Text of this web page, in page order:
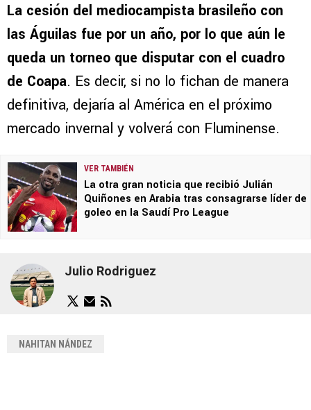
La cesión del mediocampista brasileño con
las Águilas fue por un año, por lo que aún le
queda un torneo que disputar con el cuadro
de Coapa. Es decir, si no lo fichan de manera
definitiva, dejaría al América en el próximo
mercado invernal y volverá con Fluminense.
VER TAMBIÉN
La otra gran noticia que recibió Julián
Quiñones en Arabia tras consagrarse líder de
goleo en la Saudí Pro League
Julio Rodriguez
NAHITAN NÁNDEZ